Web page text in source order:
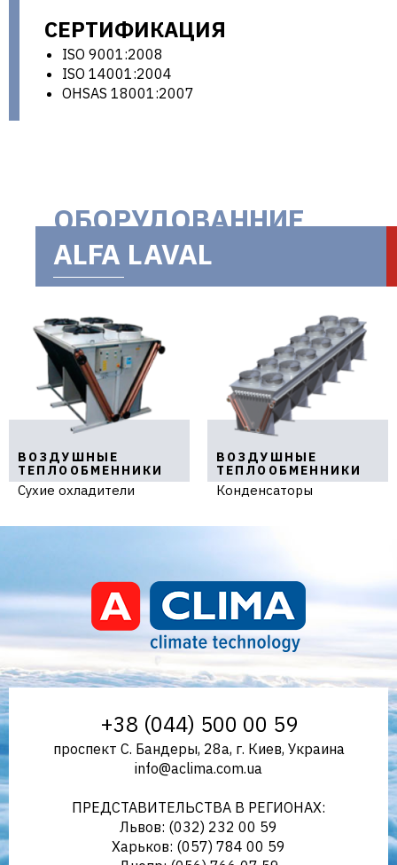
СЕРТИФИКАЦИЯ
ISO 9001:2008
ISO 14001:2004
OHSAS 18001:2007
ОБОРУДОВАННИЕ
ALFA LAVAL
ВОЗДУШНЫЕ
ТЕПЛООБМЕННИКИ
Сухие охладители
ВОЗДУШНЫЕ
ТЕПЛООБМЕННИКИ
Конденсаторы
+38 (044) 500 00 59
проспект С. Бандеры, 28а, г. Киев, Украина
info@aclima.com.ua
ПРЕДСТАВИТЕЛЬСТВА В РЕГИОНАХ:
Львов: (032) 232 00 59
Харьков: (057) 784 00 59